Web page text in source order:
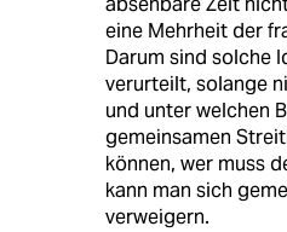
eine Mehrheit der
Darum sind solche
verurteilt, solange
und unter welchen
gemeinsamen
können, wer muss
kann man sich
verweigern.